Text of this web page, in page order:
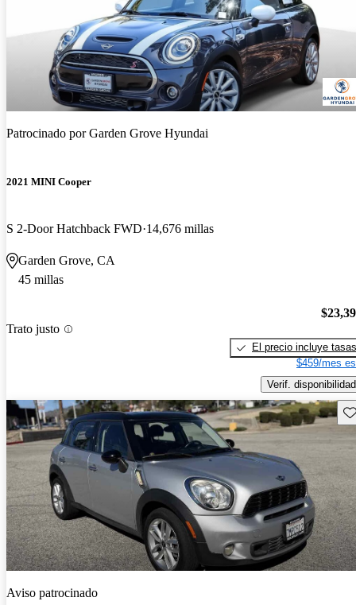
Patrocinado porGarden Grove Hyundai
2021 MINI Cooper
S 2-Door Hatchback FWD 14,676 millas
Garden Grove, CA
45 millas
Trato justo
El precio incluye tasas
$459/mes
Verif. disponibilidad
Aviso patrocinado